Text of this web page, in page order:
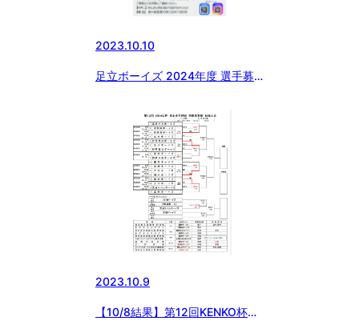
2023.10.10
足立ボーイズ 2024年度 選手募
2023.10.9
【10/8結果】第12回KENKO杯日